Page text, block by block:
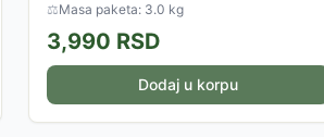
⚖Masa paketa: 3.0 kg
3,990 RSD
Dodaj u korpu